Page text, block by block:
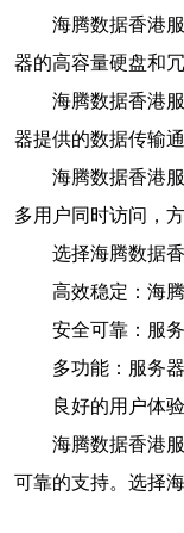
海腾数据香港
器的高容量硬盘和
海腾数据香港
器提供的数据传输
海腾数据香港
多用户同时访问，
选择海腾数据
高效稳定：海
安全可靠：服
多功能：服务
良好的用户体
海腾数据香港
可靠的支持。选择